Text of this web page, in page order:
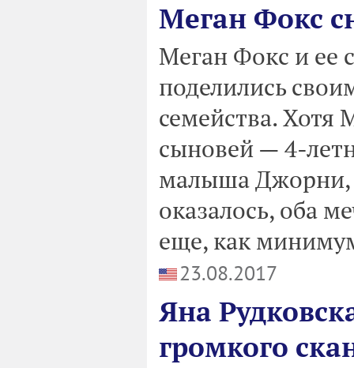
Меган Фокс
Меган Фокс и ее
поделились
семейства. Хотя
сыновей — 4-
малыша Джорни,
оказалось, оба
еще, как
23.08.2017
Яна
громкого